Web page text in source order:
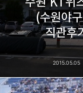
카카오스토리
(수원야
직관후
2015.05.05